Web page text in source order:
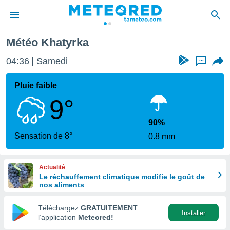
de
par
en
Météo Khatyrka
04:36 Samedi ...
Pluie faible
9°
Sensation de 8°
90%
0.8 mm
Actualité
Le réchauffement climatique modifie le goût de
nos aliments
Téléchargez GRATUITEMENT
l’application Meteored!
Installer